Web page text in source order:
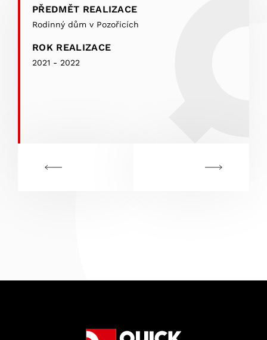
PŘEDMĚT REALIZACE
Rodinný dům v Pozořicích
ROK REALIZACE
2021 - 2022